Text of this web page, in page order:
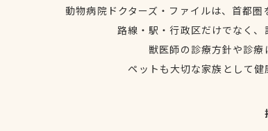
動物病院ドクターズ・ファイルは、首都
路線・駅・行政区だけでなく
獣医師の診療方針や診
ペットも大切な家族として